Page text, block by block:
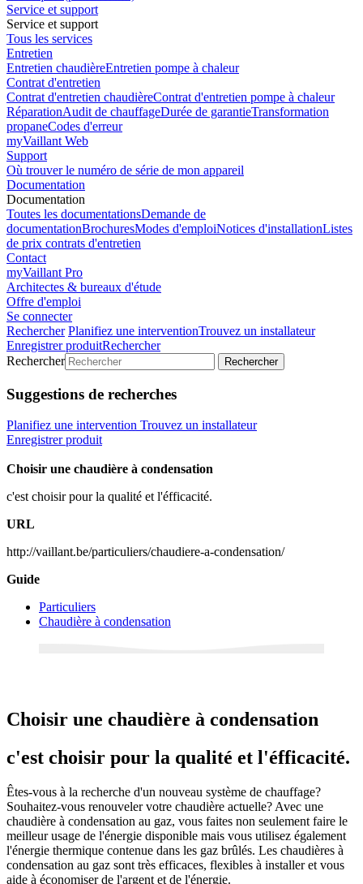
Service et support
Service et support
Tous les services
Entretien
Entretien chaudièreEntretien pompe à chaleur
Contrat d'entretien
Contrat d'entretien chaudièreContrat d'entretien pompe à chaleur
RéparationAudit de chauffageDurée de garantieTransformation
propaneCodes d'erreur
myVaillant Web
Support
Où trouver le numéro de série de mon appareil
Documentation
Documentation
Toutes les documentationsDemande de
documentationBrochuresModes d'emploiNotices d'installationListes
de prix contrats d'entretien
Contact
myVaillant Pro
Architectes & bureaux d'étude
Offre d'emploi
Se connecter
Rechercher Planifiez une interventionTrouvez un installateur
Enregistrer produitRechercher
Rechercher
Rechercher
Suggestions de recherches
Planifiez une intervention Trouvez un installateur
Enregistrer produit
Choisir une chaudière à condensation
c'est choisir pour la qualité et l'éfficacité.
URL
http://vaillant.be/particuliers/chaudiere-a-condensation/
Guide
Particuliers
Chaudière à condensation
Choisir une chaudière à condensation
c'est choisir pour la qualité et l'éfficacité.
Êtes-vous à la recherche d'un nouveau système de chauffage?
Souhaitez-vous renouveler votre chaudière actuelle? Avec une
chaudière à condensation au gaz, vous faites non seulement faire le
meilleur usage de l'énergie disponible mais vous utilisez également
l'énergie thermique contenue dans les gaz brûlés. Les chaudières à
condensation au gaz sont très efficaces, flexibles à installer et vous
aide à économiser de l'argent et de l'énergie.